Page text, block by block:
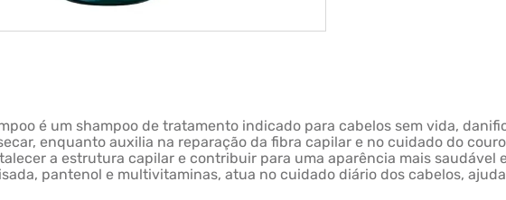
é um shampoo de tratamento indicado para cabelos sem vida,
enquanto auxilia na reparação da fibra capilar e no cuidado do
a estrutura capilar e contribuir para uma aparência mais
pantenol e multivitaminas, atua no cuidado diário dos cabelos,